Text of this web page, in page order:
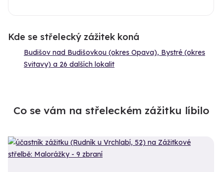
Kde se střelecký zážitek koná
Budišov nad Budišovkou (okres Opava), Bystré (okres
Svitavy) a 26 dalších lokalit
Co se vám na střeleckém zážitku líbilo